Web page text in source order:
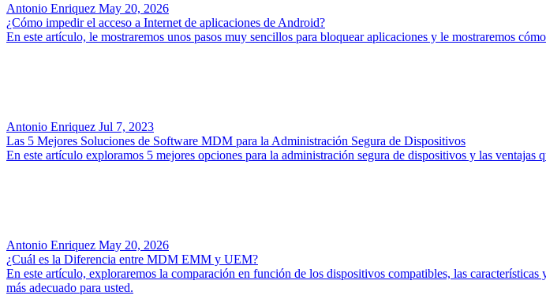
Antonio Enriquez May 20, 2026
¿Cómo impedir el acceso a Internet de aplicaciones de Android?
En este artículo, le mostraremos unos pasos muy sencillos para bloquear aplicaciones y le mostraremos
Antonio Enriquez Jul 7, 2023
Las 5 Mejores Soluciones de Software MDM para la Administración Segura de Dispositivos
En este artículo exploramos 5 mejores opciones para la administración segura de dispositivos y las ventajas
Antonio Enriquez May 20, 2026
¿Cuál es la Diferencia entre MDM EMM y UEM?
En este artículo, exploraremos la comparación en función de los dispositivos compatibles, las
más adecuado para usted.